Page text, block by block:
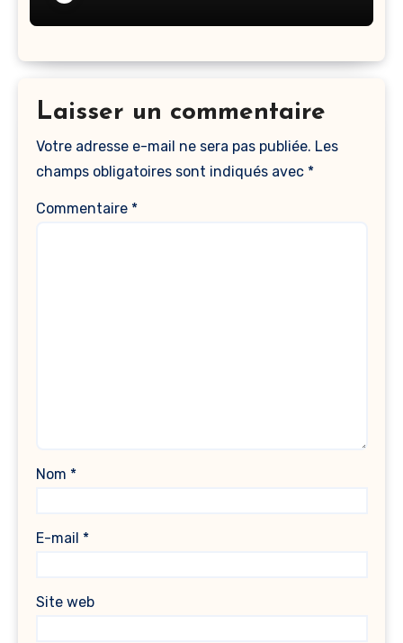
Laisser un commentaire
Votre adresse e-mail ne sera pas publiée. Les
champs obligatoires sont indiqués avec *
Commentaire *
Nom *
E-mail *
Site web